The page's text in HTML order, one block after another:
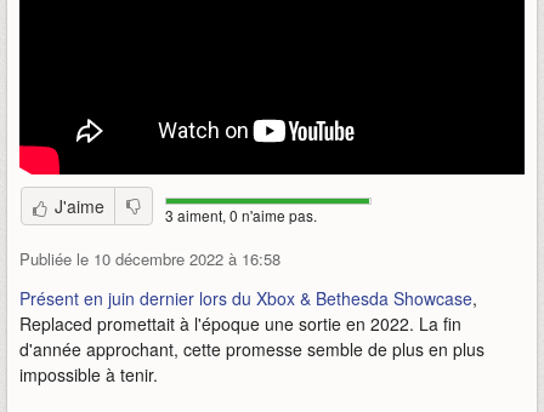
J'aime 3 aiment, 0 n'aime pas.
Publiée le 10 décembre 2022 à 16:58
Présent en juin dernier lors du Xbox & Bethesda Showcase,
Replaced promettait à l'époque une sortie en 2022. La fin
d'année approchant, cette promesse semble de plus en plus
impossible à tenir.